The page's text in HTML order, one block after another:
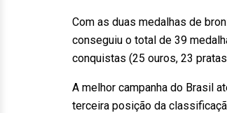
Com as duas medalhas de
conseguiu o total de 39
conquistas (25 ouros, 23
A melhor campanha do Brasil
terceira posição da